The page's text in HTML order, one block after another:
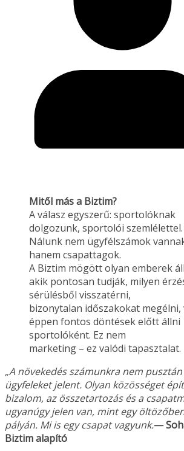
Mitől más a Biztim?
A válasz egyszerű: sportolóknak
dolgozunk, sportolói szemlélettel.
Nálunk nem ügyfélszámok
hanem csapattagok.
A Biztim mögött olyan emberek
akik pontosan tudják, milyen
sérülésből visszatérni,
bizonytalan időszakokat megélni,
éppen fontos döntések előtt állni
sportolóként. Ez nem
marketing – ez valódi tapasztalat.
„A növekedés számunkra nem
ügyfeleket jelent. Olyan közösséget
bizalom, az összetartozás és a
ugyanúgy jelen van, mint egy
pályán. Mi is egy csapat vagyunk.—
Biztim alapító